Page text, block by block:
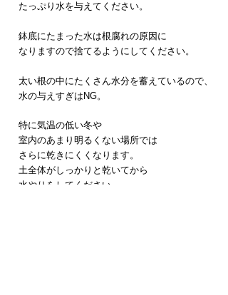
たっぷり水を与えてください。
鉢底にたまった水は根腐れの原因に
なりますので捨てるようにしてください。
太い根の中にたくさん水分を蓄えているので、
水の与えすぎはNG。
特に気温の低い冬や
室内のあまり明るくない場所では
さらに乾きにくくなります。
土全体がしっかりと乾いてから
水やりをしてください。